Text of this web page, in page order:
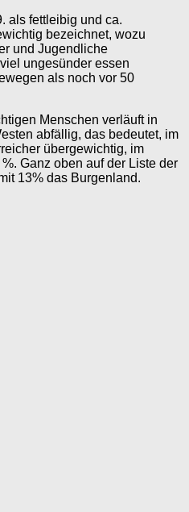
als fettleibig und ca.
bezeichnet, wozu
und Jugendliche
ungesünder essen
als noch vor 50
Menschen verläuft in
abfällig, das bedeutet, im
übergewichtig, im
Ganz oben auf der Liste der
13% das Burgenland.